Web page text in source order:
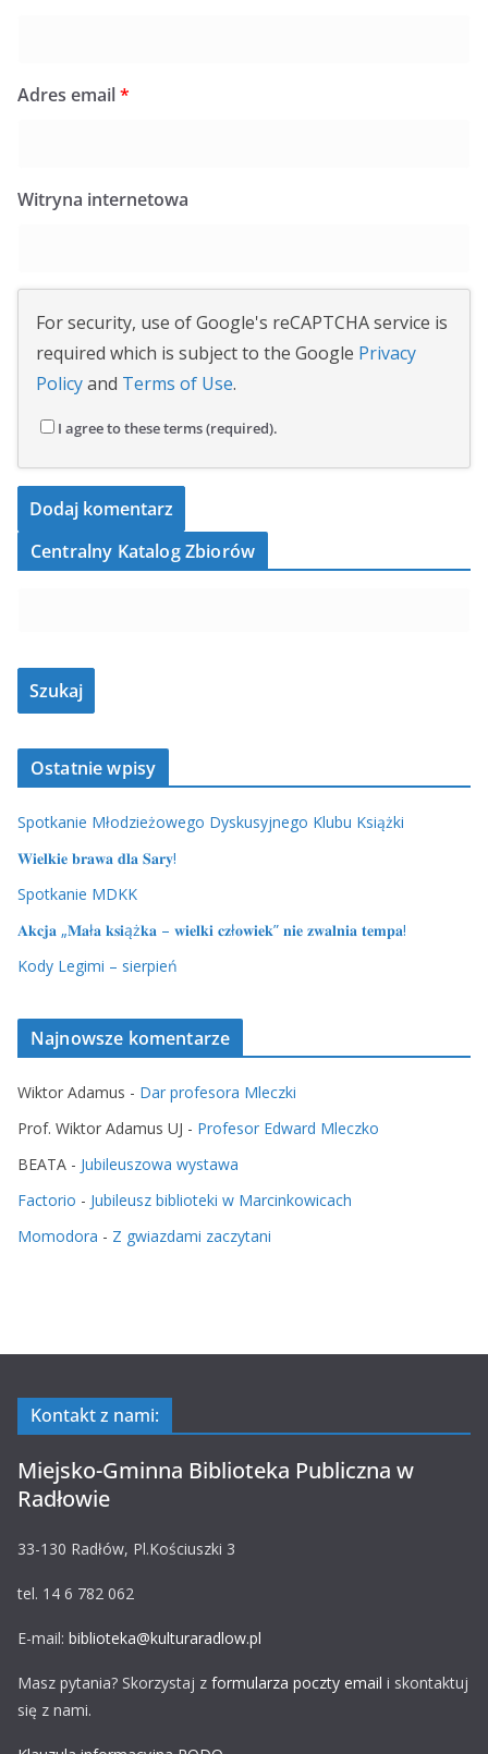
Adres email*
Witryna internetowa
For security, use of Google's reCAPTCHA service is
required which is subject to the Google Privacy
Policyand Terms of Use.
I agree to these terms (required).
Centralny Katalog Zbiorów
Ostatnie wpisy
Spotkanie Młodzieżowego Dyskusyjnego Klubu Książki
𝐖𝐢𝐞𝐥𝐤𝐢𝐞 𝐛𝐫𝐚𝐰𝐚 𝐝𝐥𝐚 𝐒𝐚𝐫𝐲!
Spotkanie MDKK
𝐀𝐤𝐜𝐣𝐚 „𝐌𝐚ł𝐚 𝐤𝐬𝐢ąż𝐤𝐚 – 𝐰𝐢𝐞𝐥𝐤𝐢 𝐜𝐳ł𝐨𝐰𝐢𝐞𝐤” 𝐧𝐢𝐞 𝐳𝐰𝐚𝐥𝐧𝐢𝐚 𝐭𝐞𝐦𝐩𝐚!
Kody Legimi – sierpień
Najnowsze komentarze
Wiktor Adamus - Dar profesora Mleczki
Prof. Wiktor Adamus UJ - Profesor Edward Mleczko
BEATA - Jubileuszowa wystawa
Factorio - Jubileusz biblioteki w Marcinkowicach
Momodora - Z gwiazdami zaczytani
Kontakt z nami:
Miejsko-Gminna Biblioteka Publiczna w
Radłowie
33-130 Radłów, Pl.Kościuszki 3
tel. 14 6 782 062
E-mail: biblioteka@kulturaradlow.pl
Masz pytania? Skorzystaj z formularza poczty email i skontaktuj
się z nami.